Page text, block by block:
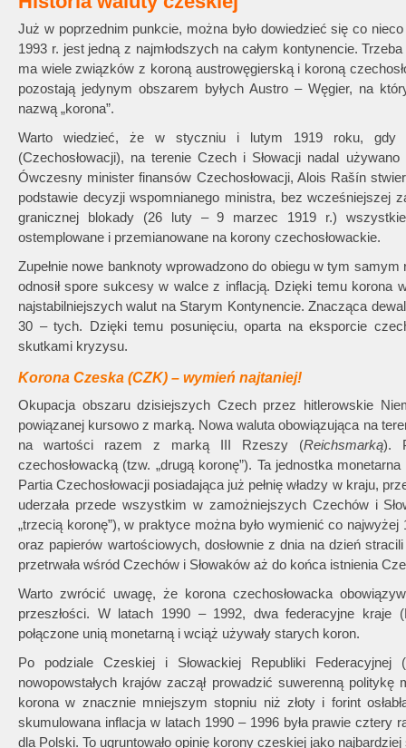
Już w poprzednim punkcie, można było dowiedzieć się co
1993 r. jest jedną z najmłodszych na całym kontynencie.
ma wiele związków z koroną austrowęgierską i koroną
pozostają jedynym obszarem byłych Austro – Węgier, na
nazwą „korona”.
Warto wiedzieć, że w styczniu i lutym 1919 roku, gdy
(Czechosłowacji), na terenie Czech i Słowacji nadal
Ówczesny minister finansów Czechosłowacji, Alois Rašín
podstawie decyzji wspomnianego ministra, bez wcześniejszej
granicznej blokady (26 luty – 9 marzec 1919 r.)
ostemplowane i przemianowane na korony czechosłowackie.
Zupełnie nowe banknoty wprowadzono do obiegu w tym
odnosił spore sukcesy w walce z inflacją. Dzięki temu korona
najstabilniejszych walut na Starym Kontynencie. Znacząca
30 – tych. Dzięki temu posunięciu, oparta na eksporcie
skutkami kryzysu.
Korona Czeska (CZK) – wymień najtaniej!
Okupacja obszaru dzisiejszych Czech przez hitlerowskie
powiązanej kursowo z marką. Nowa waluta obowiązująca na
na wartości razem z marką III Rzeszy (Reichsmarką).
czechosłowacką (tzw. „drugą koronę”). Ta jednostka
Partia Czechosłowacji posiadająca już pełnię władzy w kraju,
uderzała przede wszystkim w zamożniejszych Czechów i
„trzecią koronę”), w praktyce można było wymienić co
oraz papierów wartościowych, dosłownie z dnia na dzień
przetrwała wśród Czechów i Słowaków aż do końca istnienia
Warto zwrócić uwagę, że korona czechosłowacka
przeszłości. W latach 1990 – 1992, dwa federacyjne kraje
połączone unią monetarną i wciąż używały starych koron.
Po podziale Czeskiej i Słowackiej Republiki
nowopowstałych krajów zaczął prowadzić suwerenną
korona w znacznie mniejszym stopniu niż złoty i forint
skumulowana inflacja w latach 1990 – 1996 była prawie cztery
dla Polski. To ugruntowało opinię korony czeskiej jako